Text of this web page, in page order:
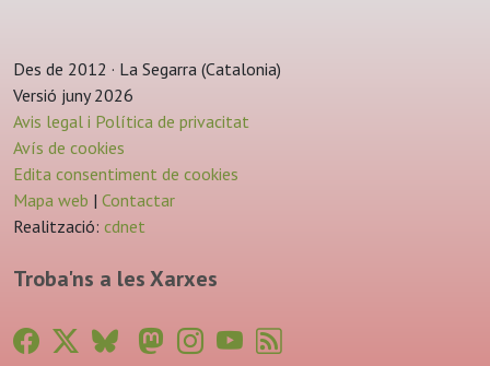
Des de 2012 · La Segarra (Catalonia)
Versió juny 2026
Avis legal i Política de privacitat
Avís de cookies
Edita consentiment de cookies
Mapa web | Contactar
Realització: cdnet
Troba'ns a les Xarxes